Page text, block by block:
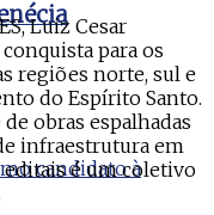
Luiz Cesar
para os
regiões norte, sul e
do Espírito Santo.
obras espalhadas
infraestrutura em
editais é um coletivo